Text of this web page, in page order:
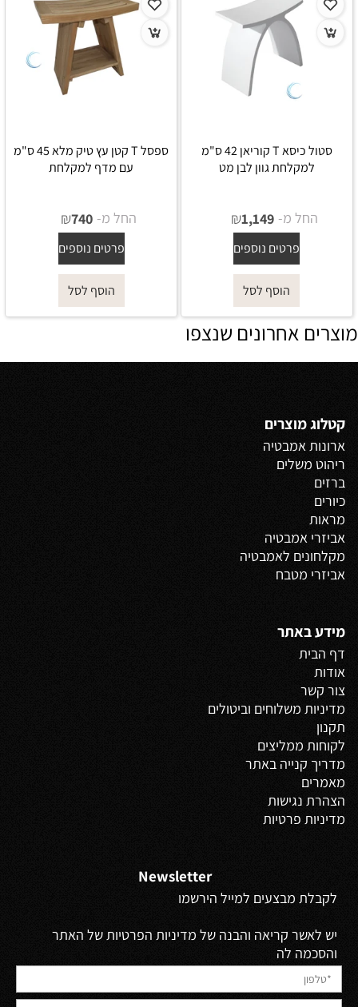
סטול כיסא T קוריאן 42 ס"מ
למקלחת גוון לבן מט
החל מ- ₪1,149
פרטים נוספים
הוסף לסל
ספסל T קטן עץ טיק מלא 45 ס"מ
עם מדף למקלחת
החל מ- ₪740
פרטים נוספים
הוסף לסל
מוצרים אחרונים שנצפו
קטלוג מוצרים
ארונות אמבטיה
ריהוט משלים
ברזים
כיורים
מראות
אביזרי אמבטיה
מקלחונים לאמבטיה
אביזרי מטבח
מידע באתר
דף הבית
אודות
צור קשר
מדיניות משלוחים וביטולים
תקנון
לקוחות ממליצים
מדריך קנייה באתר
מאמרים
הצהרת נגישות
מדיניות פרטיות
Newsletter
לקבלת מבצעים למייל הירשמו
יש לאשר קריאה והבנה של מדיניות הפרטיות של האתר
והסכמה לה